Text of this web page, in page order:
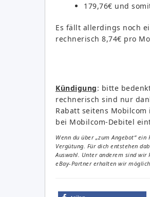
179,76€ und
Es fällt allerdings noch
rechnerisch 8,74€ pro
Kündigung: bitte
rechnerisch sind nur
Rabatt seitens
bei Mobilcom-Debitel
Wenn du über „zum Angebot“
Vergütung. Für dich entstehen
Auswahl. Unter anderem sind wir
eBay-Partner erhalten wir